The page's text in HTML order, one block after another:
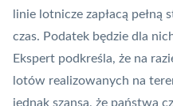
linie lotnicze zapłacą
czas. Podatek będzie dla
Ekspert podkreśla, że na
lotów realizowanych na
jednak szansa, że państwa